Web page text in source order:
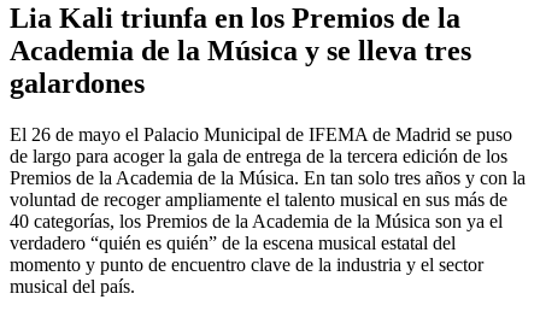
Lia Kali triunfa en los Premios de la
Academia de la Música y se lleva tres
galardones
El 26 de mayo el Palacio Municipal de IFEMA de Madrid se puso
de largo para acoger la gala de entrega de la tercera edición de los
Premios de la Academia de la Música. En tan solo tres años y con la
voluntad de recoger ampliamente el talento musical en sus más de
40 categorías, los Premios de la Academia de la Música son ya el
verdadero “quién es quién” de la escena musical estatal del
momento y punto de encuentro clave de la industria y el sector
musical del país.